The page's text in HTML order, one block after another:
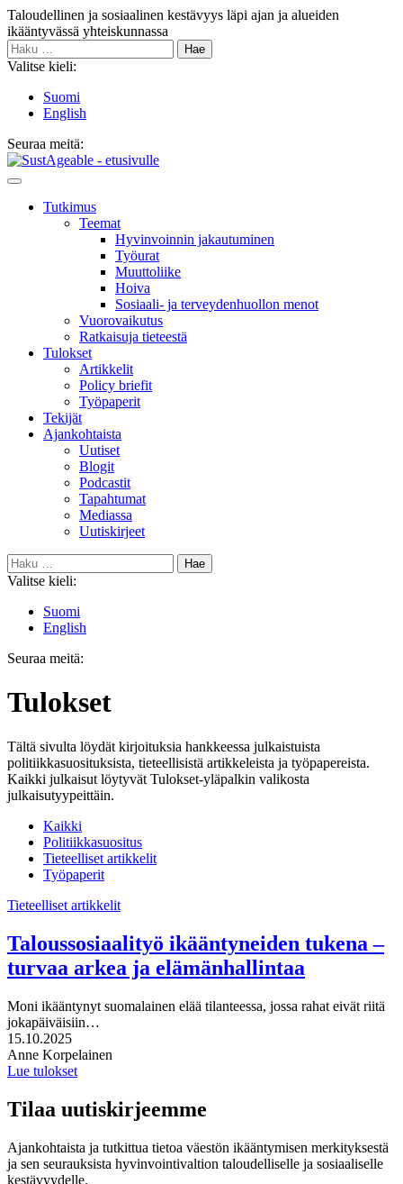
Siirry
sisältöön
Taloudellinen ja sosiaalinen kestävyys läpi ajan ja alueiden
ikääntyvässä yhteiskunnassa
Haku:
Valitse kieli:
Suomi
English
Seuraa meitä:
Bluesky
Main
Tutkimus
Teemat
Hyvinvoin­nin jakautuminen
Työurat
Muutto­liike
Hoiva
Sosiaali- ja terveyden­huollon menot
Vuorovaikutus
Ratkaisuja tieteestä
Tulokset
Artikkelit
Policy briefit
Työpaperit
Tekijät
Ajankohtaista
Uutiset
Blogit
Podcastit
Tapahtumat
Mediassa
Uutiskirjeet
Haku:
Valitse kieli:
Suomi
English
Seuraa meitä:
Tulokset
Tältä sivulta löydät kirjoituksia hankkeessa julkaistuista
politiikkasuosituksista, tieteellisistä artikkeleista ja työpapereista.
Kaikki julkaisut löytyvät Tulokset-yläpalkin valikosta
julkaisutyypeittäin.
Kaikki
Politiikkasuositus
Tieteelliset artikkelit
Työpaperit
Tieteelliset artikkelit
Taloussosiaalityö ikääntyneiden tukena –
turvaa arkea ja elämänhallintaa
Moni ikääntynyt suomalainen elää tilanteessa, jossa rahat eivät riitä
jokapäiväisiin…
Julkaistu:
15.10.2025
Kirjoittajat:
Anne Korpelainen
Lue tulokset
Tilaa uutiskirjeemme
Ajankohtaista ja tutkittua tietoa väestön ikääntymisen merkityksestä
ja sen seurauksista hyvinvointivaltion taloudelliselle ja sosiaaliselle
kestävyydelle.